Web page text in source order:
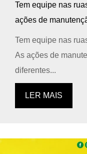
Tem equipe nas
ações de
Tem equipe nas
As ações de
diferentes...
LER MAIS